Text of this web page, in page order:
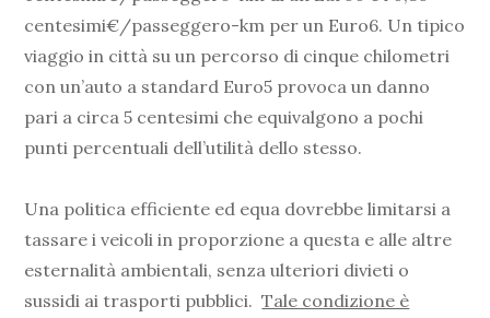
centesimi€/passeggero-km per un Euro6. Un tipico
viaggio in città su un percorso di cinque chilometri
con un’auto a standard Euro5 provoca un danno
pari a circa 5 centesimi che equivalgono a pochi
punti percentuali dell’utilità dello stesso.
Una politica efficiente ed equa dovrebbe limitarsi a
tassare i veicoli in proporzione a questa e alle altre
esternalità ambientali, senza ulteriori divieti o
sussidi ai trasporti pubblici.Tale condizione è